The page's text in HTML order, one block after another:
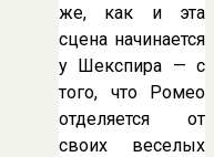
же, как и эта
сцена начинается
у Шекспира — с
того, что Ромео
отделяется от
своих веселых